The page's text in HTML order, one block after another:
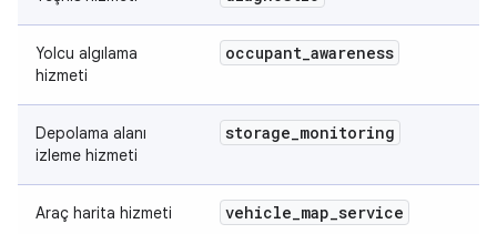
Yolcu algılama
hizmeti
occupant_awareness
Depolama alanı
izleme hizmeti
storage_monitoring
Araç harita hizmeti vehicle_map_service